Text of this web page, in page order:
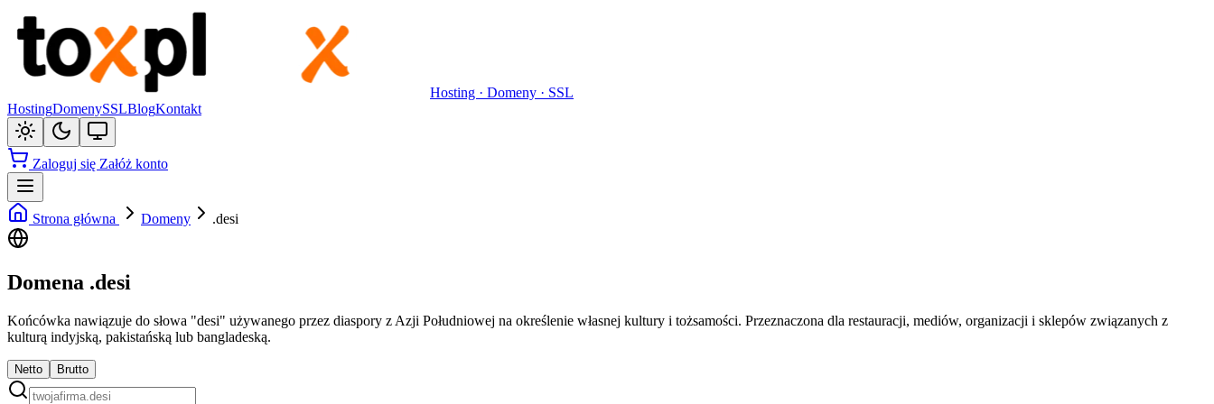
Hosting · Domeny · SSL
HostingDomenySSLBlogKontakt
Zaloguj się Załóż konto
Strona główna Domeny .desi
Domena .desi
Końcówka nawiązuje do słowa "desi" używanego przez diaspory z Azji Południowej na określenie własnej kultury i tożsamości. Przeznaczona dla restauracji, mediów, organizacji i sklepów związanych z
kulturą indyjską, pakistańską lub bangladeską.
Netto Brutto